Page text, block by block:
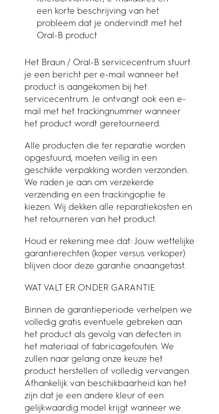
een korte beschrijving van het
probleem dat je ondervindt met het
Oral-B product
Het Braun / Oral-B servicecentrum stuurt
je een bericht per e-mail wanneer het
product is aangekomen bij het
servicecentrum. Je ontvangt ook een e-
mail met het trackingnummer wanneer
het product wordt geretourneerd.
Alle producten die ter reparatie worden
opgestuurd, moeten veilig in een
geschikte verpakking worden verzonden.
We raden je aan om verzekerde
verzending en een trackingoptie te
kiezen. Wij dekken alle reparatiekosten en
het retourneren van het product.
Houd er rekening mee dat: Jouw wettelijke
garantierechten (koper versus verkoper)
blijven door deze garantie onaangetast.
WAT VALT ER ONDER GARANTIE
Binnen de garantieperiode verhelpen we
volledig gratis eventuele gebreken aan
het product als gevolg van defecten in
het materiaal of fabricagefouten. We
zullen naar gelang onze keuze het
product herstellen of volledig vervangen.
Afhankelijk van beschikbaarheid kan het
zijn dat je een andere kleur of een
gelijkwaardig model krijgt wanneer we